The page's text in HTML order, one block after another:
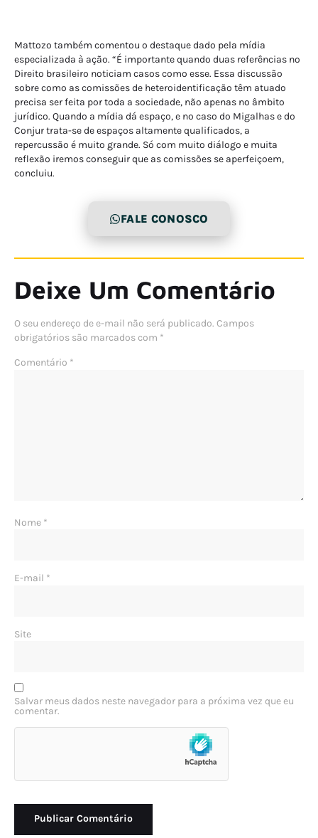
Mattozo também comentou o destaque dado pela mídia
especializada à ação. “É importante quando duas referências no
Direito brasileiro noticiam casos como esse. Essa discussão
sobre como as comissões de heteroidentificação têm atuado
precisa ser feita por toda a sociedade, não apenas no âmbito
jurídico. Quando a mídia dá espaço, e no caso do Migalhas e do
Conjur trata-se de espaços altamente qualificados, a
repercussão é muito grande. Só com muito diálogo e muita
reflexão iremos conseguir que as comissões se aperfeiçoem,
concluiu.
FALE CONOSCO
Deixe Um Comentário
O seu endereço de e-mail não será publicado. Campos
obrigatórios são marcados com *
Comentário *
Nome *
E-mail *
Site
Salvar meus dados neste navegador para a próxima vez que eu
comentar.